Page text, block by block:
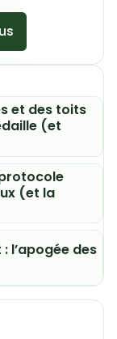
et des toits
(et
(et la
l’apogée des